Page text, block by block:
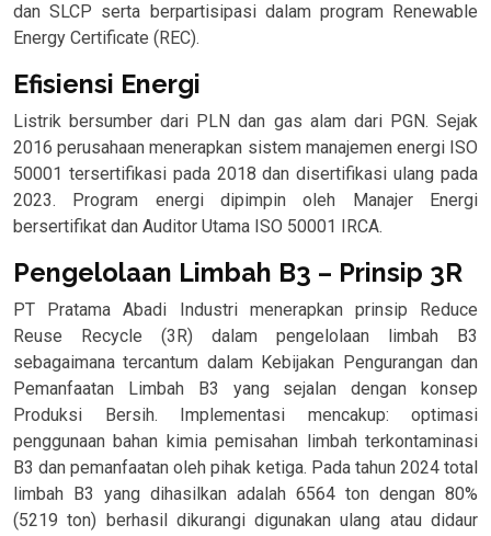
dan SLCP serta berpartisipasi dalam program Renewable
Energy Certificate (REC).
Efisiensi Energi
Listrik bersumber dari PLN dan gas alam dari PGN. Sejak
2016 perusahaan menerapkan sistem manajemen energi ISO
50001 tersertifikasi pada 2018 dan disertifikasi ulang pada
2023. Program energi dipimpin oleh Manajer Energi
bersertifikat dan Auditor Utama ISO 50001 IRCA.
Pengelolaan Limbah B3 – Prinsip 3R
PT Pratama Abadi Industri menerapkan prinsip Reduce
Reuse Recycle (3R) dalam pengelolaan limbah B3
sebagaimana tercantum dalam Kebijakan Pengurangan dan
Pemanfaatan Limbah B3 yang sejalan dengan konsep
Produksi Bersih. Implementasi mencakup: optimasi
penggunaan bahan kimia pemisahan limbah terkontaminasi
B3 dan pemanfaatan oleh pihak ketiga. Pada tahun 2024 total
limbah B3 yang dihasilkan adalah 6564 ton dengan 80%
(5219 ton) berhasil dikurangi digunakan ulang atau didaur